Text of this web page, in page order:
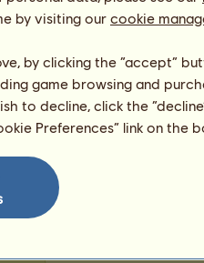
Zawody jeździectwa western
trail class
w tym rankingu
Zwycięstwa w
by visiting our cookie
by clicking the “accept”
game browsing and
to decline, click the
Preferences” link on the